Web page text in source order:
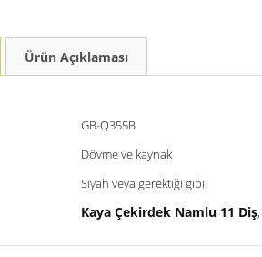
Ürün Açıklaması
GB-Q355B
Dövme ve kaynak
Siyah veya gerektiği gibi
Kaya Çekirdek Namlu 11 Diş,